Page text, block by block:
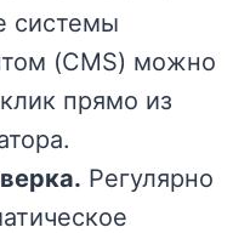
системы
(CMS) можно
прямо из
Регулярно